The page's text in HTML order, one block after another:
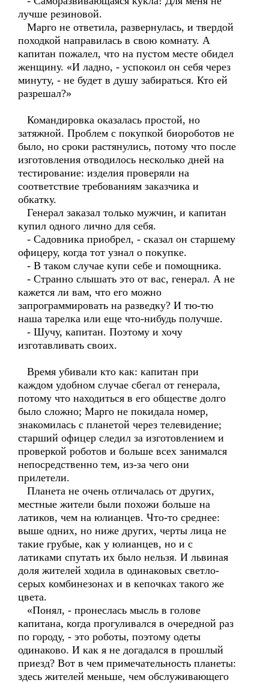
лучше резиновой.
Марго не ответила, развернулась, и твердой
походкой направилась в свою комнату. А
капитан пожалел, что на пустом месте обидел
женщину. «И ладно, - успокоил он себя через
минуту, - не будет в душу забираться. Кто ей
разрешал?»
Командировка оказалась простой, но
затяжной. Проблем с покупкой биороботов не
было, но сроки растянулись, потому что после
изготовления отводилось несколько дней на
тестирование: изделия проверяли на
соответствие требованиям заказчика и
обкатку.
Генерал заказал только мужчин, и капитан
купил одного лично для себя.
- Садовника приобрел, - сказал он старшему
офицеру, когда тот узнал о покупке.
- В таком случае купи себе и помощника.
- Странно слышать это от вас, генерал. А не
кажется ли вам, что его можно
запрограммировать на разведку? И тю-тю
наша тарелка или еще что-нибудь получше.
- Шучу, капитан. Поэтому и хочу
изготавливать своих.
Время убивали кто как: капитан при
каждом удобном случае сбегал от генерала,
потому что находиться в его обществе долго
было сложно; Марго не покидала номер,
знакомилась с планетой через телевидение;
старший офицер следил за изготовлением и
проверкой роботов и больше всех занимался
непосредственно тем, из-за чего они
прилетели.
Планета не очень отличалась от других,
местные жители были похожи больше на
латиков, чем на юлианцев. Что-то среднее:
выше одних, но ниже других, черты лица не
такие грубые, как у юлианцев, но и с
латиками спутать их было нельзя. И львиная
доля жителей ходила в одинаковых светло-
серых комбинезонах и в кепочках такого же
цвета.
«Понял, - пронеслась мысль в голове
капитана, когда прогуливался в очередной раз
по городу, - это роботы, поэтому одеты
одинаково. И как я не догадался в прошлый
приезд? Вот в чем примечательность планеты:
здесь жителей меньше, чем обслуживающего